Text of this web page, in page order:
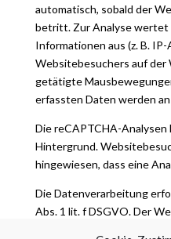
automatisch, sobald der
betritt. Zur Analyse wertet
Informationen aus (z. B.
Websitebesuchers auf der
getätigte
erfassten Daten werden
Die reCAPTCHA-Analysen
Hintergrund.
hingewiesen, dass eine
Die Datenverarbeitung
Abs. 1 lit. f DSGVO. Der